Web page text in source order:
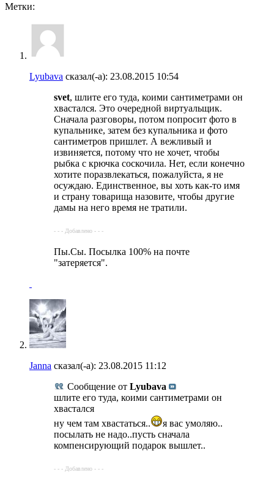
Метки:
Lyubava сказал(-а): 23.08.2015 10:54
svet, шлите его туда, коими сантиметрами он
хвастался. Это очередной виртуальщик.
Сначала разговоры, потом попросит фото в
купальнике, затем без купальника и фото
сантиметров пришлет. А вежливый и
извиняется, потому что не хочет, чтобы
рыбка с крючка соскочила. Нет, если конечно
хотите поразвлекаться, пожалуйста, я не
осуждаю. Единственное, вы хоть как-то имя
и страну товарища назовите, чтобы другие
дамы на него время не тратили.
- - - Добавлено - - -
Пы.Сы. Посылка 100% на почте
"затеряется".
Janna сказал(-а): 23.08.2015 11:12
Сообщение от Lyubava
шлите его туда, коими сантиметрами он
хвастался
ну чем там хвастаться..
я вас умоляю..
посылать не надо..пусть сначала
компенсирующий подарок вышлет..
- - - Добавлено - - -